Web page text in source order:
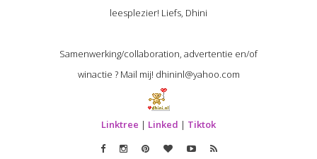
leesplezier! Liefs, Dhini
Samenwerking/collaboration, advertentie en/of
winactie ? Mail mij! dhininl@yahoo.com
Linktree | Linked | Tiktok